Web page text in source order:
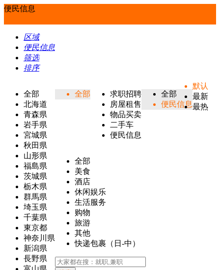
便民信息
区域
便民信息
筛选
排序
全部
北海道
青森県
岩手県
宮城県
秋田県
山形県
福島県
茨城県
栃木県
群馬県
埼玉県
千葉県
東京都
神奈川県
新潟県
長野県
全部
求职招聘
房屋租售
物品买卖
二手车
便民信息
全部
便民信息
全部
美食
酒店
休闲娱乐
生活服务
购物
旅游
其他
快递包裹（日-中）
默认
最新
最热